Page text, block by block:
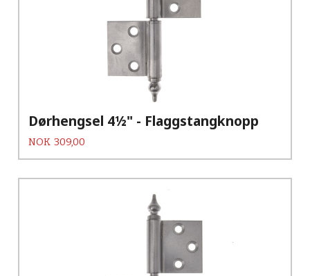
Dørhengsel 4½" - Flaggstangknopp
Pris
NOK 309,00